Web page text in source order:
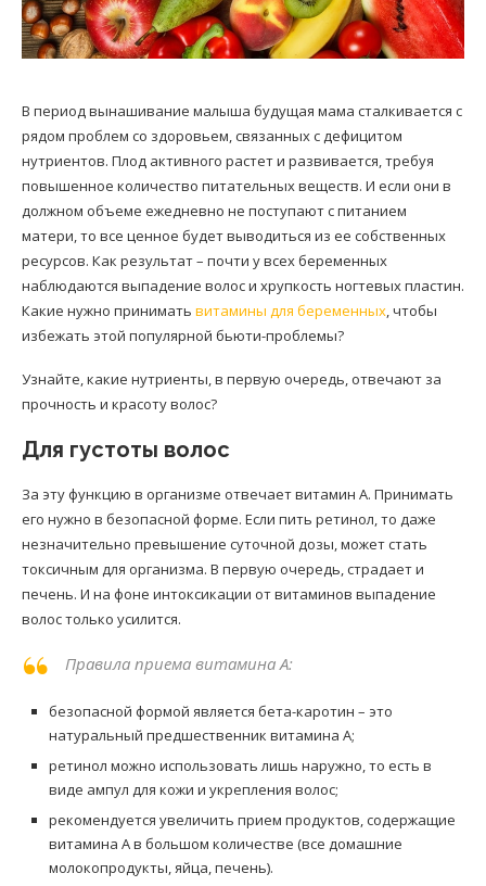
В период вынашивание малыша будущая мама сталкивается с
рядом проблем со здоровьем, связанных с дефицитом
нутриентов. Плод активного растет и развивается, требуя
повышенное количество питательных веществ. И если они в
должном объеме ежедневно не поступают с питанием
матери, то все ценное будет выводиться из ее собственных
ресурсов. Как результат – почти у всех беременных
наблюдаются выпадение волос и хрупкость ногтевых пластин.
Какие нужно принимать витамины для беременных, чтобы
избежать этой популярной бьюти-проблемы?
Узнайте, какие нутриенты, в первую очередь, отвечают за
прочность и красоту волос?
Для густоты волос
За эту функцию в организме отвечает витамин А. Принимать
его нужно в безопасной форме. Если пить ретинол, то даже
незначительно превышение суточной дозы, может стать
токсичным для организма. В первую очередь, страдает и
печень. И на фоне интоксикации от витаминов выпадение
волос только усилится.
Правила приема витамина А:
безопасной формой является бета-каротин – это
натуральный предшественник витамина А;
ретинол можно использовать лишь наружно, то есть в
виде ампул для кожи и укрепления волос;
рекомендуется увеличить прием продуктов, содержащие
витамина А в большом количестве (все домашние
молокопродукты, яйца, печень).